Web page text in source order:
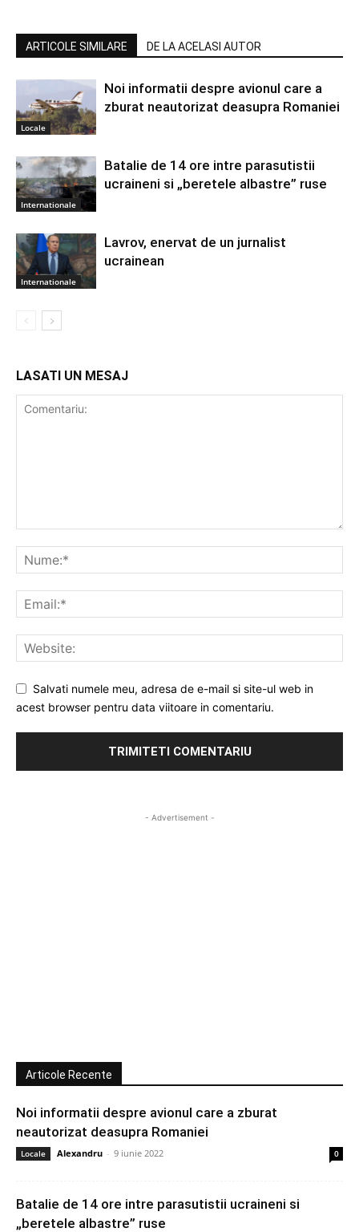
ARTICOLE SIMILARE DE LA ACELASI AUTOR
Locale
Noi informatii despre avionul care a
zburat neautorizat deasupra Romaniei
Internationale
Batalie de 14 ore intre parasutistii
ucraineni si „beretele albastre” ruse
Internationale
Lavrov, enervat de un jurnalist
ucrainean
LASATI UN MESAJ
Salvati numele meu, adresa de e-mail si site-ul web in
acest browser pentru data viitoare in comentariu.
- Advertisement -
Articole Recente
Noi informatii despre avionul care a zburat
neautorizat deasupra Romaniei
Locale Alexandru - 9 iunie 2022 0
Batalie de 14 ore intre parasutistii ucraineni si
„beretele albastre” ruse